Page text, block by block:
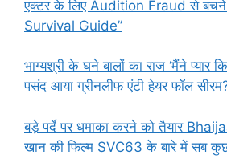
एक्टर के लिए Audition Fraud से
Survival Guide”
भाग्यश्री के घने बालों का राज ‘मैंने प्यार
पसंद आया ग्रीनलीफ एंटी हेयर फॉल
बड़े पर्दे पर धमाका करने को तैयार
खान की फिल्म SVC63 के बारे में सब